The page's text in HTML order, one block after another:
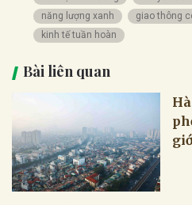
năng lượng xanh
giao thông
kinh tế tuần hoàn
Bài liên quan